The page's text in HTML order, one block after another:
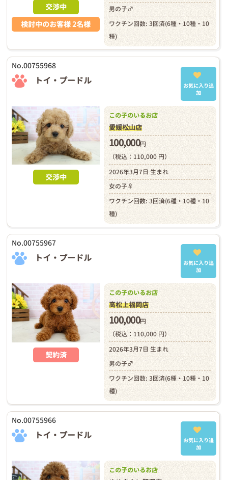
交渉中
検討中のお客様 2名様
男の子♂
ワクチン回数: 3回済(6種・10種・10
種)
No.00755968
トイ・プードル
お気に入り追
加
交渉中
この子のいるお店
愛媛松山店
100,000円
（税込：110,000 円）
2026年3月7日 生まれ
女の子♀
ワクチン回数: 3回済(6種・10種・10
種)
No.00755967
トイ・プードル
お気に入り追
加
契約済
この子のいるお店
高松上福岡店
100,000円
（税込：110,000 円）
2026年3月7日 生まれ
男の子♂
ワクチン回数: 3回済(6種・10種・10
種)
No.00755966
トイ・プードル
お気に入り追
加
この子のいるお店